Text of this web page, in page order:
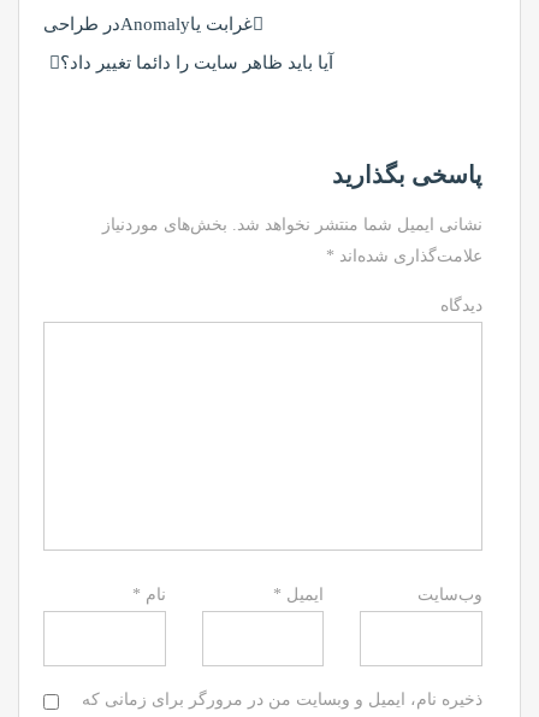
غرابت یاAnomalyدر طراحی
آیا باید ظاهر سایت را دائما تغییر داد؟
پاسخی بگذارید
نشانی ایمیل شما منتشر نخواهد شد.
بخش‌های موردنیاز
علامت‌گذاری شده‌اند *
دیدگاه
نام * ایمیل * وب‌سایت
ذخیره نام، ایمیل و وبسایت من در مرورگر برای زمانی که